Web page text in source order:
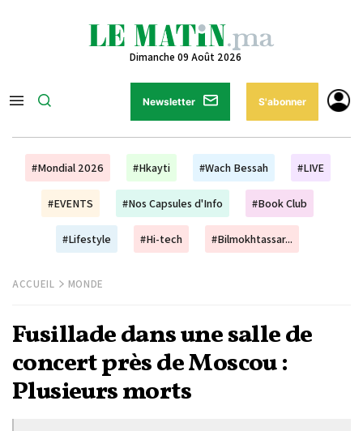
Dimanche 09 Août 2026
Newsletter S'abonner
#Mondial 2026 #Hkayti #Wach Bessah #LIVE
#EVENTS #Nos Capsules d'Info #Book Club
#Lifestyle #Hi-tech #Bilmokhtassar...
ACCUEIL MONDE
Fusillade dans une salle de
concert près de Moscou :
Plusieurs morts